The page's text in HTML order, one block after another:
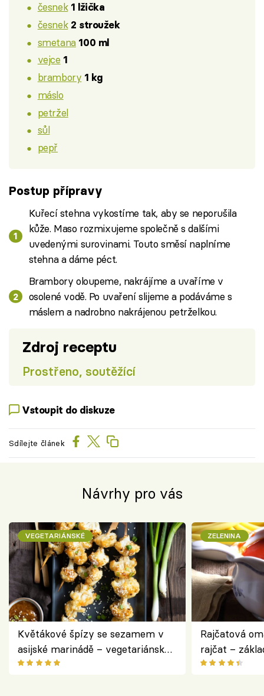
česnek 1 lžička
česnek 2 stroužek
smetana 100 ml
vejce 1
brambory 1 kg
máslo
petržel
sůl
pepř
Postup přípravy
Kuřecí stehna vykostíme tak, aby se neporušila
kůže. Maso rozmixujeme společně s dalšími
uvedenými surovinami. Touto směsí naplníme
stehna a dáme péct.
Brambory oloupeme, nakrájíme a uvaříme v
osolené vodě. Po uvaření slijeme a podáváme s
máslem a nadrobno nakrájenou petrželkou.
Zdroj receptu
Prostřeno, soutěžící
Vstoupit do diskuze
Sdílejte článek
Návrhy pro vás
VEGETARIÁNSKÉ
Květákové špízy se sezamem v
asijské marinádě – vegetariánská
chuťovka z grilu
ZELENINA
Rajčatová
rajčat –